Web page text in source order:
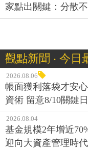
家點出關鍵：分散
觀點新聞 ‧ 今日
2026.08.06
帳面獲利落袋才安
資術 留意8/10關鍵日
2026.08.04
基金規模2年增近
迎向大資產管理時代